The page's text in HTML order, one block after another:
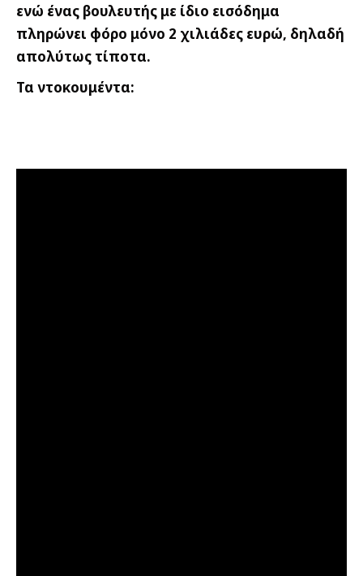
ενώ ένας βουλευτής με ίδιο εισόδημα
πληρώνει φόρο μόνο 2 χιλιάδες ευρώ, δηλαδή
απολύτως τίποτα.
Τα ντοκουμέντα: